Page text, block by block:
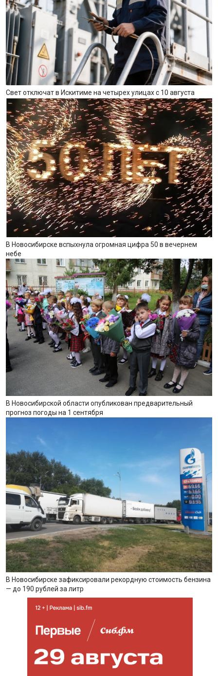
Свет отключат в Искитиме на четырех улицах с 10 августа
В Новосибирске вспыхнула огромная цифра 50 в вечернем
небе
В Новосибирской области опубликован предварительный
прогноз погоды на 1 сентября
В Новосибирске зафиксировали рекордную стоимость бензина
— до 190 рублей за литр